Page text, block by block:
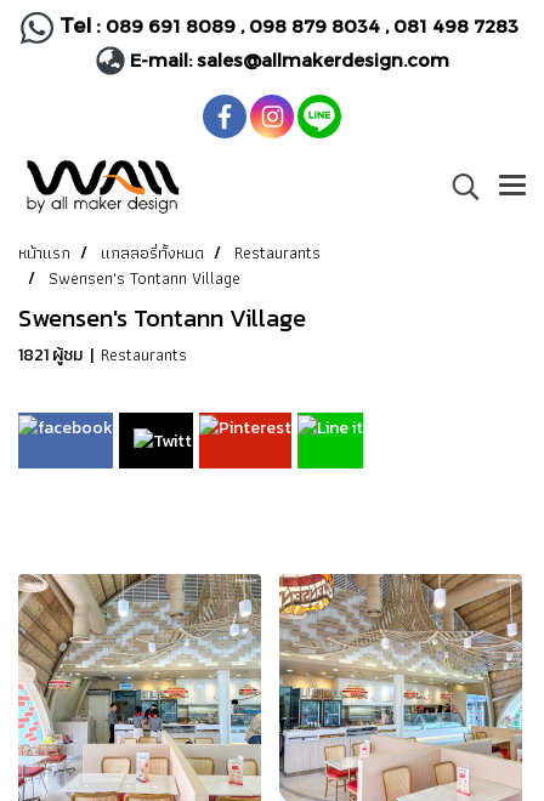
Tel : 089 691 8089, 098 879 8034 , 081 498 7283
E-mail:sales@allmakerdesign.com
หน้าแรก แกลลอรี่ทั้งหมด
Restaurants
Swensen's Tontann Village
Swensen's Tontann Village
1821 ผู้ชม | Restaurants